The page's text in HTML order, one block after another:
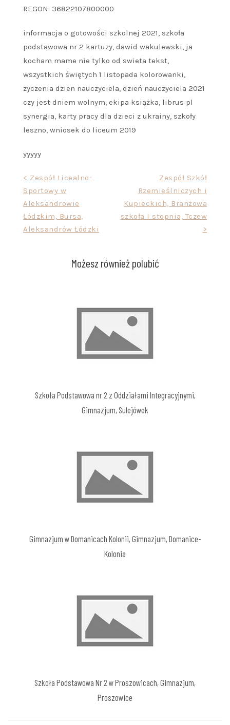
REGON: 36822107800000
informacja o gotowości szkolnej 2021, szkoła
podstawowa nr 2 kartuzy, dawid wakulewski, ja
kocham mame nie tylko od swieta tekst,
wszystkich świętych 1 listopada kolorowanki,
zyczenia dzien nauczyciela, dzień nauczyciela 2021
czy jest dniem wolnym, ekipa książka, librus pl
synergia, karty pracy dla dzieci z ukrainy, szkoły
leszno, wniosek do liceum 2019
yyyyy
Nawigacja
wpisu
< Zespół Licealno-
Sportowy w
Aleksandrowie
Łódzkim, Bursa,
Aleksandrów Łódzki
Zespół Szkół
Rzemieślniczych i
Kupieckich, Branżowa
szkoła I stopnia, Tczew
>
Możesz również polubić
Szkoła Podstawowa nr 2 z Oddziałami Integracyjnymi,
Gimnazjum, Sulejówek
Gimnazjum w Domanicach Kolonii, Gimnazjum, Domanice-
Kolonia
Szkoła Podstawowa Nr 2 w Proszowicach, Gimnazjum,
Proszowice